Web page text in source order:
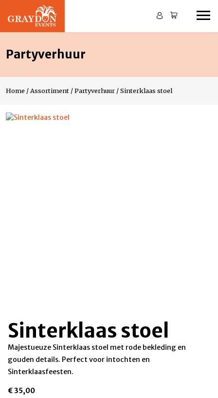
Partyverhuur
Home / Assortiment /Partyverhuur /Sinterklaas stoel
Sinterklaas stoel
Majestueuze Sinterklaas stoel met rode bekleding en
gouden details. Perfect voor intochten en
Sinterklaasfeesten.
€35,00